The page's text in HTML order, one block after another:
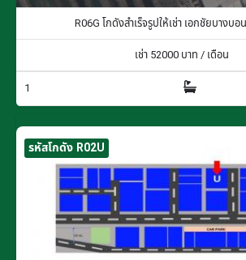
R06G โกดังสำเร็จรูปให้เช่า เอกชัยบางบ
เช่า 52000 บาท / เดือน
1
รหัสโกดัง R02U